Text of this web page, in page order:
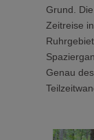
Grund.
Zeitreise
Genau